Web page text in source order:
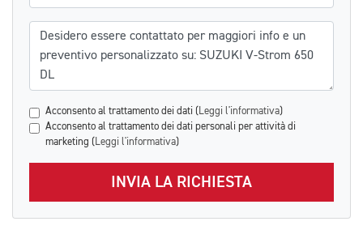
Messaggio
Acconsento al trattamento dei dati ( Leggi l'informativa)
Acconsento al trattamento dei dati personali per attività di
marketing ( Leggi l'informativa)
INVIA LA RICHIESTA